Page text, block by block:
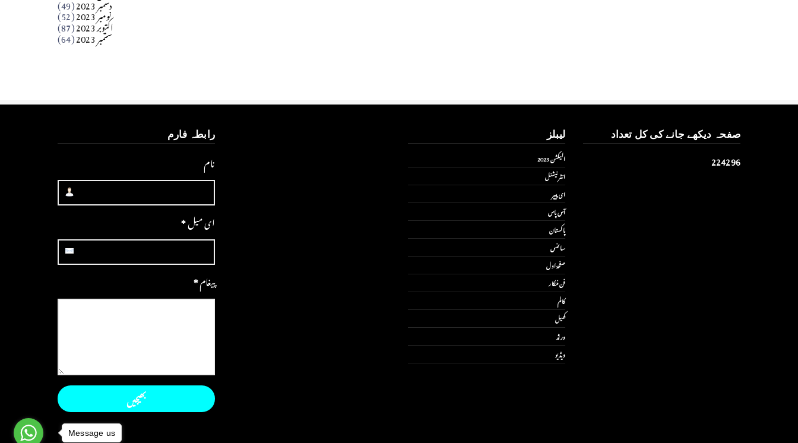
نومبر 2023 (52) اکتوبر 2023 (87) ستمبر 2023 (64)
صفحہ دیکھے جانے کی کل تعداد
224296
لیبلز
الیکشن 2023
انٹر نیشنل
ای پیپر
آس پاس
پاکستان
سائنس
صفحۂ اول
فن فنکار
کالم
کھیل
ورلڈ
ویڈیو
رابطہ فارم
نام
ای میل*
پیغام*
Message us